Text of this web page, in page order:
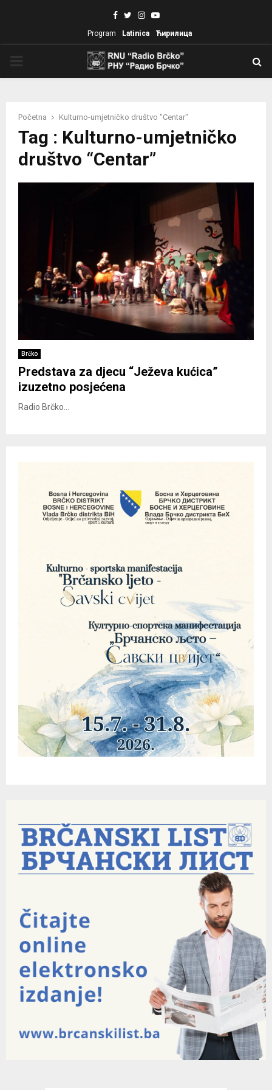
Facebook
TwitterInstagram
Youtube
Program Latinica Ћирилица
Početna Kulturno-umjetničko društvo "Centar"
Tag : Kulturno-umjetničko
društvo “Centar”
Brčko
Predstava za djecu “Ježeva kućica”
izuzetno posjećena
Radio Brčko...